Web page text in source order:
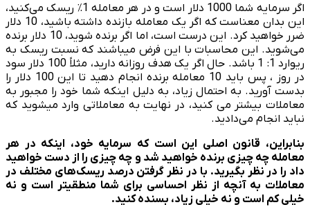
اگر سرمایه شما 1000 دلار است و در هر معامله 1٪ ریسک می­‌کنید،
این بدان معناست که اگر یک معامله بازنده داشته باشید، 10 دلار
ضرر خواهید کرد. این درست است، اما اگر برنده شوید، 10 دلار برنده
می‌شوید. این محاسبات با این فرض می­باشند که نسبت ریسک به
ریوارد 1: 1 باشد. حال اگر یک هدف روزانه دارید، مثلاً 100 دلار سود
در روز ، پس باید 10 معامله برنده انجام دهید تا این 100 دلار را
بدست آورید. به احتمال زیاد، به دلیل اینکه شما خود را مجبور به
معاملات بیشتر می کنید، در نهایت به معاملاتی وارد می­شوید که
نباید انجام می­‌دادید.
بنابراین، قانون اصلی این است که سرمایه خود، اینکه در هر
معامله چه چیزی برنده خواهید شد و چه چیزی را از دست خواهید
داد را در نظر بگیرید. با در نظر گرفتن درصد ریسکهای مختلف در
معاملات به آنچه از نظر احساسی برای شما منطقی­تر است و نه
خیلی کم است و نه خیلی زیاد، بسنده کنید.